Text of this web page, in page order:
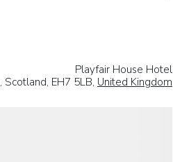
Playfair House Hotel
, Scotland, EH7 5LB, United Kingdom